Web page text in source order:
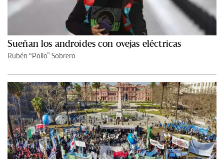
Sueñan los androides con ovejas eléctricas
Rubén “Pollo” Sobrero